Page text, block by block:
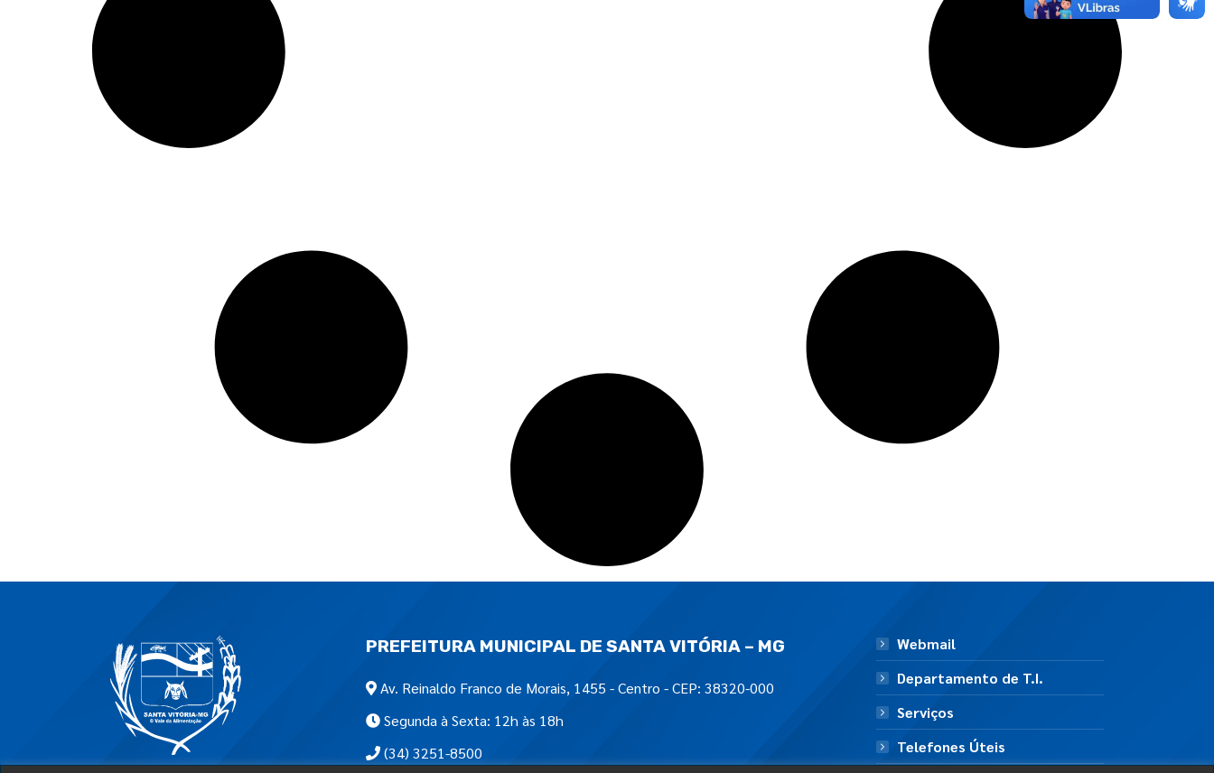
PREFEITURA MUNICIPAL DE SANTA VITÓRIA – MG
Av. Reinaldo Franco de Morais, 1455 - Centro - CEP: 38320-000
Segunda à Sexta: 12h às 18h
(34) 3251-8500
Webmail
Departamento de T.I.
Serviços
Telefones Úteis